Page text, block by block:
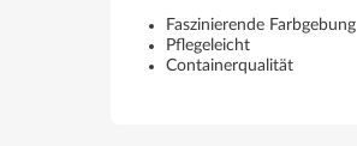
Faszinierende Farbgebung
Pflegeleicht
Containerqualität